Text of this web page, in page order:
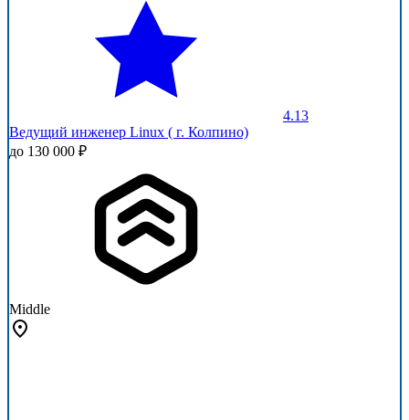
4.13
Ведущий инженер Linux ( г. Колпино)
до 130 000 ₽
Middle